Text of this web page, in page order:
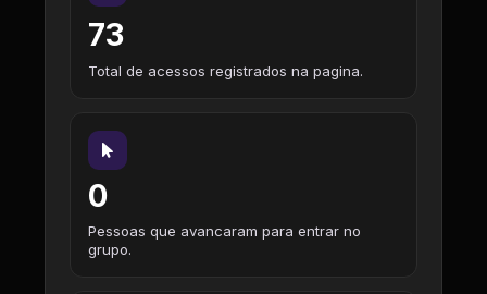
73
Total de acessos registrados na pagina.
0
Pessoas que avancaram para entrar no
grupo.